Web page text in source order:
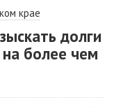
крае
долги
более чем